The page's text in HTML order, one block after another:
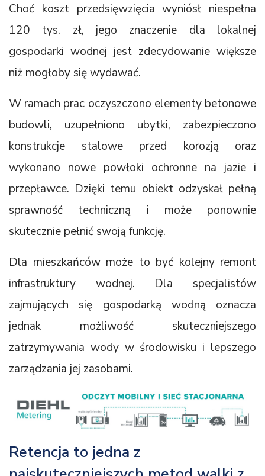
Choć koszt przedsięwzięcia wyniósł niespełna
120 tys. zł, jego znaczenie dla lokalnej
gospodarki wodnej jest zdecydowanie większe
niż mogłoby się wydawać.
W ramach prac oczyszczono elementy betonowe
budowli, uzupełniono ubytki, zabezpieczono
konstrukcje stalowe przed korozją oraz
wykonano nowe powłoki ochronne na jazie i
przepławce. Dzięki temu obiekt odzyskał pełną
sprawność techniczną i może ponownie
skutecznie pełnić swoją funkcję.
Dla mieszkańców może to być kolejny remont
infrastruktury wodnej. Dla specjalistów
zajmujących się gospodarką wodną oznacza
jednak możliwość skuteczniejszego
zatrzymywania wody w środowisku i lepszego
zarządzania jej zasobami.
Retencja to jedna z